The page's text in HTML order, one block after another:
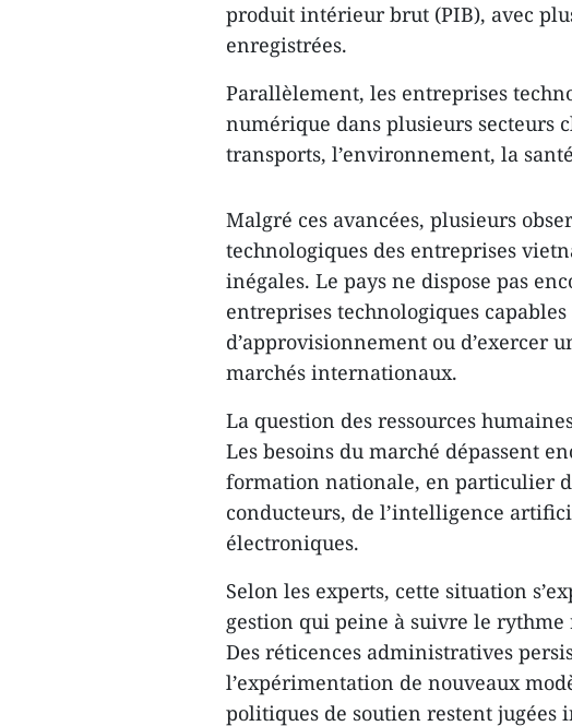
produit intérieur brut (PIB), avec
enregistrées.
Parallèlement, les entreprises
numérique dans plusieurs secteurs
transports, l’environnement, la
Malgré ces avancées, plusieurs
technologiques des entreprises
inégales. Le pays ne dispose pas
entreprises technologiques
d’approvisionnement ou d’exercer
marchés internationaux.
La question des ressources
Les besoins du marché dépassent
formation nationale, en particulier
conducteurs, de l’intelligence
électroniques.
Selon les experts, cette situation
gestion qui peine à suivre le
Des réticences administratives
l’expérimentation de nouveaux
politiques de soutien restent jugées